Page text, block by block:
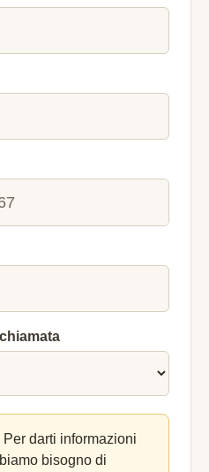
Per darti informazioni
bisogno di